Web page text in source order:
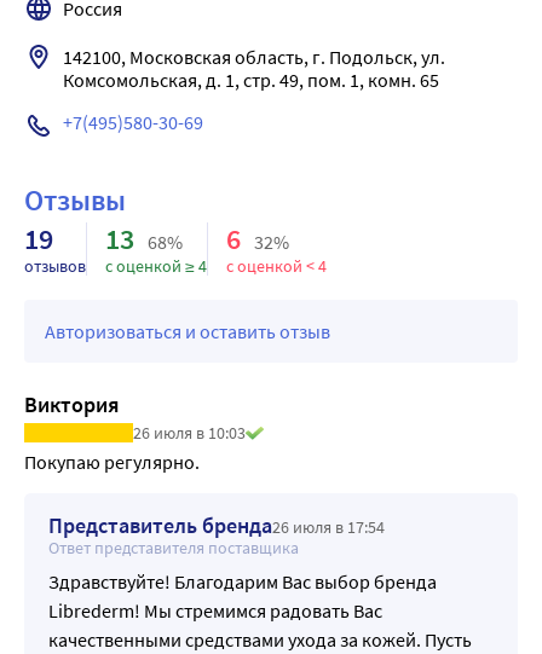
Россия
142100, Московская область, г. Подольск, ул.
Комсомольская, д. 1, стр. 49, пом. 1, комн. 65
+7(495)580-30-69
Отзывы
19
отзывов
13 68%
с оценкой ≥ 4
6 32%
с оценкой < 4
Авторизоваться и оставить отзыв
Виктория
26 июля в 10:03
Покупаю регулярно.
Представитель бренда26 июля в 17:54
Ответ представителя поставщика
Здравствуйте! Благодарим Вас выбор бренда
Librederm! Мы стремимся радовать Вас
качественными средствами ухода за кожей. Пусть